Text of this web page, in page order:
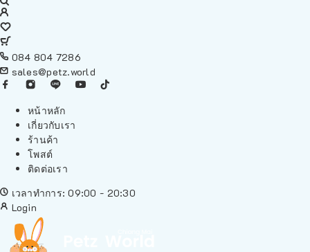
084 804 7286
sales@petz.world
หน้าหลัก
เกี่ยวกับเรา
ร้านค้า
โพสต์
ติดต่อเรา
เวลาทำการ: 09:00 - 20:30
Login